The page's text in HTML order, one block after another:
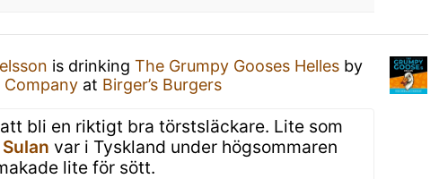
is drinking The Grumpy Gooses Helles by
Company at Birger’s Burgers
bli en riktigt bra törstsläckare. Lite som
Sulan var i Tyskland under högsommaren
lite för sött.